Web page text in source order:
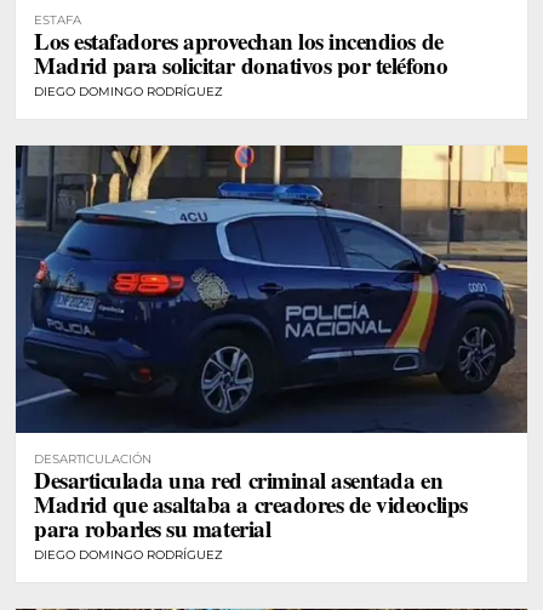
ESTAFA
Los estafadores aprovechan los incendios de
Madrid para solicitar donativos por teléfono
DIEGO DOMINGO RODRÍGUEZ
DESARTICULACIÓN
Desarticulada una red criminal asentada en
Madrid que asaltaba a creadores de videoclips
para robarles su material
DIEGO DOMINGO RODRÍGUEZ